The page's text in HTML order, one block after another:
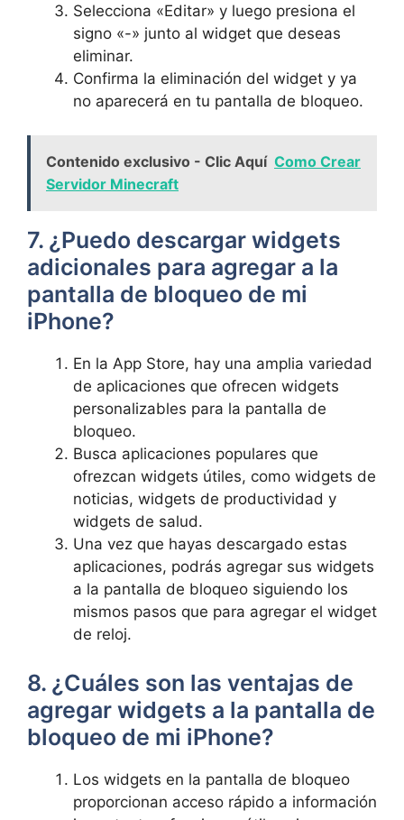
Selecciona​ «Editar» y luego presiona el
signo «-» junto ⁤al widget que deseas
eliminar.
Confirma ⁤la eliminación del widget ‍y ya
no aparecerá en tu pantalla de bloqueo.
Contenido exclusivo - Clic Aquí Como Crear
Servidor Minecraft
7. ¿Puedo ​descargar widgets
adicionales para agregar ⁤a la
pantalla de bloqueo​ de mi
iPhone?
En la ‍App Store, hay una amplia variedad
de aplicaciones que ofrecen widgets
personalizables para la pantalla de
bloqueo.
Busca aplicaciones populares que
ofrezcan widgets útiles, como widgets de
noticias, widgets de productividad y
widgets de salud.
Una vez‌ que hayas descargado estas
aplicaciones,⁤ podrás agregar sus widgets
a ‍la pantalla de bloqueo siguiendo los
mismos ​pasos que para agregar el widget
de reloj.
8. ¿Cuáles son⁣ las ventajas de
agregar widgets⁤ a la pantalla de
bloqueo de ‍mi‌ iPhone?
Los widgets en la pantalla de ⁤bloqueo
proporcionan acceso rápido a información‌